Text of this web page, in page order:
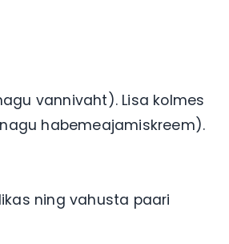
vannivaht). Lisa kolmes
habemeajamiskreem).
ning vahusta paari